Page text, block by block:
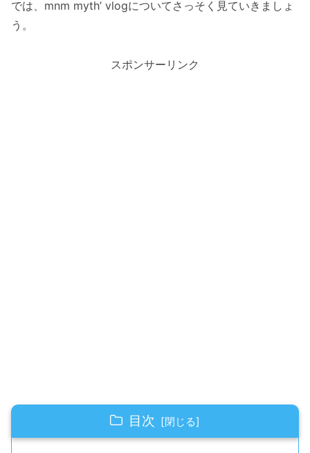
では、mnm myth’ vlogについてさっそく見ていきましょ
う。
スポンサーリンク
目次